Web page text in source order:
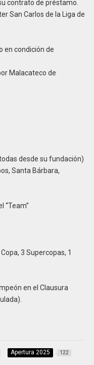
contrato de préstamo.
San Carlos de la Liga de
en condición de
Malacateco de
desde su fundación)
Santa Bárbara,
“Team”
3 Supercopas, 1
en el Clausura
Apertura 2025 122